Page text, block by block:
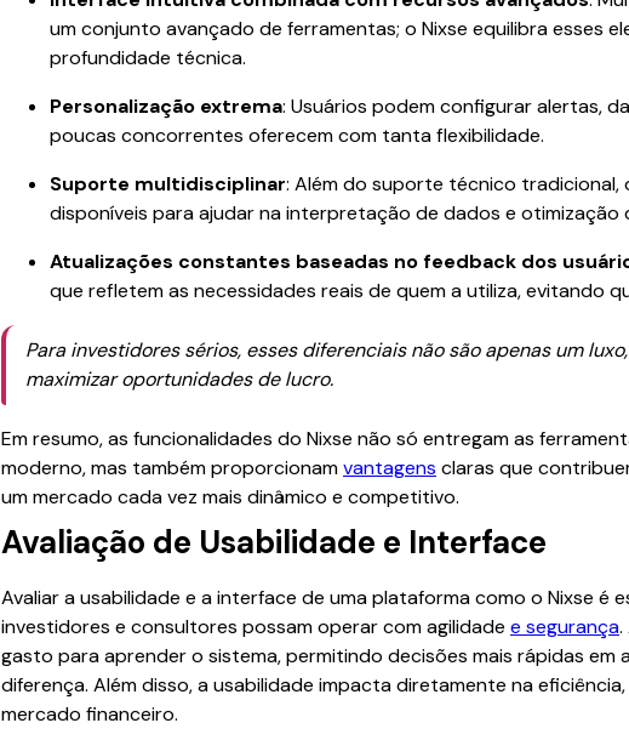
um conjunto avançado de ferramentas; o Nixse equilibra esses
profundidade técnica.
Personalização extrema: Usuários podem configurar alertas,
poucas concorrentes oferecem com tanta flexibilidade.
Suporte multidisciplinar: Além do suporte técnico tradicional,
disponíveis para ajudar na interpretação de dados e otimização
Atualizações constantes baseadas no feedback dos
que refletem as necessidades reais de quem a utiliza, evitando
Para investidores sérios, esses diferenciais não são apenas um
maximizar oportunidades de lucro.
Em resumo, as funcionalidades do Nixse não só entregam as
moderno, mas também proporcionamvantagens claras que
um mercado cada vez mais dinâmico e competitivo.
Avaliação de Usabilidade e Interface
Avaliar a usabilidade e a interface de uma plataforma como o Nixse é
investidores e consultores possam operar com agilidade e segurança.
gasto para aprender o sistema, permitindo decisões mais rápidas em
diferença. Além disso, a usabilidade impacta diretamente na
mercado financeiro.